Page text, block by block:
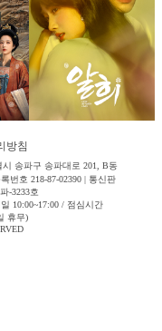
방침
송파구 송파대로 201, B동
번호 218-87-02390 | 통신판
-3233호
10:00~17:00 / 점심시간
휴무)